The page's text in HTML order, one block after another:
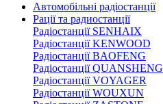
Автомобільні радіостанції
Рації та радиостанції
Радіостанції SENHAIX
Радіостанції KENWOOD
Радіостанції BAOFENG
Радіостанції QUANSHENG
Радіостанції VOYAGER
Радіостанції WOUXUN